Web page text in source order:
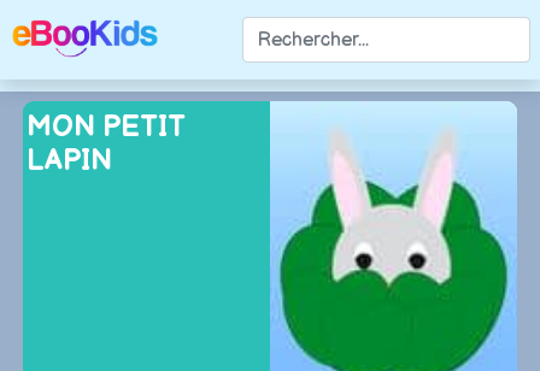
MON PETIT
LAPIN